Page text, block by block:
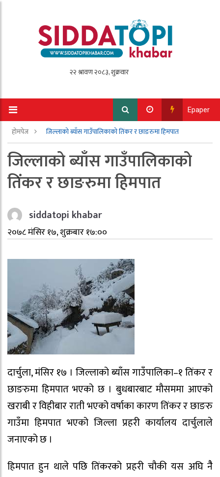
Epaper
होमपेज जिल्लाको ब्याँस गाउँपालिकाको तिंकर र छाङरुमा हिमपात
जिल्लाको ब्याँस गाउँपालिकाको
तिंकर र छाङरुमा हिमपात
siddatopi khabar
२०७८ मंसिर १७, शुक्रबार १७:००
दार्चुला, मंसिर १७ । जिल्लाको ब्याँस गाउँपालिका–१ तिंकर र
छाङरुमा हिमपात भएको छ । बुधबारबाट मौसममा आएको
खराबी र विहीबार राती भएको वर्षाका कारण तिंकर र छाङरु
गाउँमा हिमपात भएको जिल्ला प्रहरी कार्यालय दार्चुलाले
जनाएको छ ।
हिमपात हुन थाले पछि तिंकरको प्रहरी चौकी यस अघि नैै